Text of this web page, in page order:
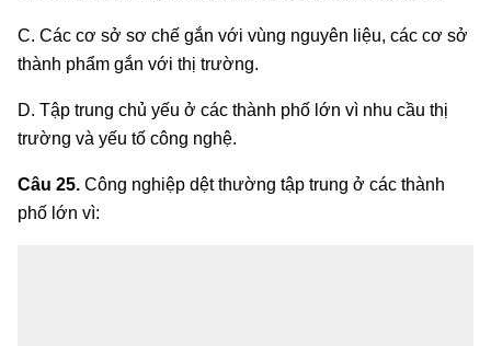
C. Các cơ sở sơ chế gắn với vùng nguyên liệu, các cơ sở
thành phẩm gắn với thị trường.
D. Tập trung chủ yếu ở các thành phố lớn vì nhu cầu thị
trường và yếu tố công nghệ.
Câu 25. Công nghiệp dệt thường tập trung ở các thành
phố lớn vì: